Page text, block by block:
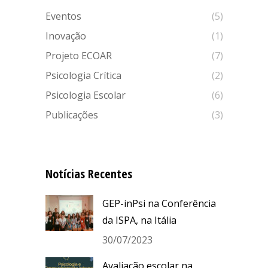
Eventos
(5)
Inovação
(1)
Projeto ECOAR
(7)
Psicologia Crítica
(2)
Psicologia Escolar
(6)
Publicações
(3)
Notícias Recentes
GEP-inPsi na Conferência
da ISPA, na Itália
30/07/2023